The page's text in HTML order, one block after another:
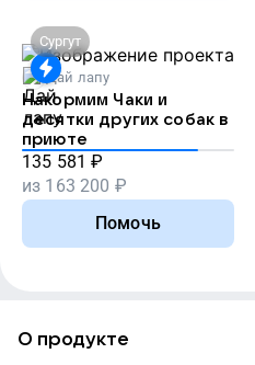
Сургут
Дай лапу
Накормим Чаки и
десятки других собак в
приюте
135 581 ₽
из 163 200 ₽
Помочь
О продукте